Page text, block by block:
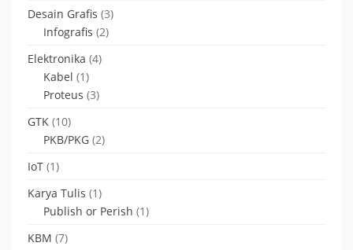
Desain Grafis (3)
Infografis (2)
Elektronika (4)
Kabel (1)
Proteus (3)
GTK (10)
PKB/PKG (2)
IoT (1)
Karya Tulis (1)
Publish or Perish (1)
KBM (7)